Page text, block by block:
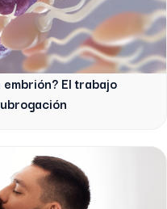
El trabajo